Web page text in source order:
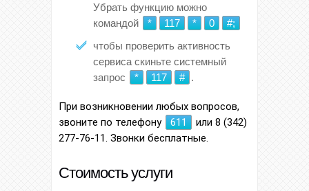
Убрать функцию можно
командой
* 117 * 0
#;
чтобы проверить активность
сервиса скиньте системный
запрос
* 117 # .
При возникновении любых вопросов,
звоните по телефону
611
или 8 (342)
277-76-11. Звонки бесплатные.
Стоимость услуги